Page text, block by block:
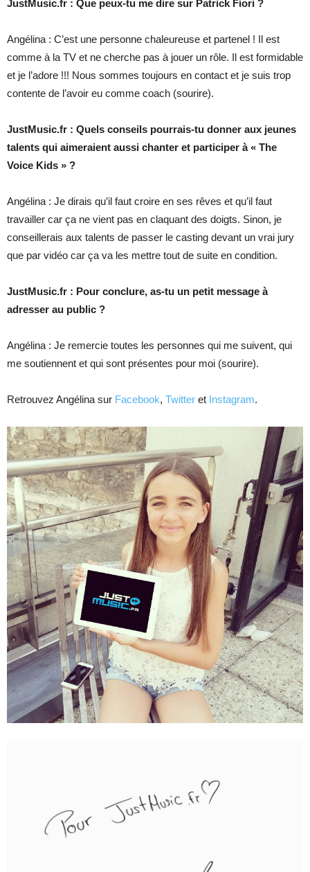
JustMusic.fr : Que peux-tu me dire sur Patrick Fiori ?
Angélina : C’est une personne chaleureuse et partenel ! Il est
comme à la TV et ne cherche pas à jouer un rôle. Il est formidable
et je l’adore !!! Nous sommes toujours en contact et je suis trop
contente de l’avoir eu comme coach (sourire).
JustMusic.fr : Quels conseils pourrais-tu donner aux jeunes
talents qui aimeraient aussi chanter et participer à « The
Voice Kids » ?
Angélina : Je dirais qu’il faut croire en ses rêves et qu’il faut
travailler car ça ne vient pas en claquant des doigts. Sinon, je
conseillerais aux talents de passer le casting devant un vrai jury
que par vidéo car ça va les mettre tout de suite en condition.
JustMusic.fr : Pour conclure, as-tu un petit message à
adresser au public ?
Angélina : Je remercie toutes les personnes qui me suivent, qui
me soutiennent et qui sont présentes pour moi (sourire).
Retrouvez Angélina sur Facebook, Twitter et Instagram.